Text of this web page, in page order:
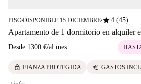
PISO■DISPONIBLE 15 DICIEMBRE■star4 (45)
Apartamento de 1 dormitorio en alquiler
Desde 1300 €/al mes
lock FIANZA PROTEGIDA euro GASTOS